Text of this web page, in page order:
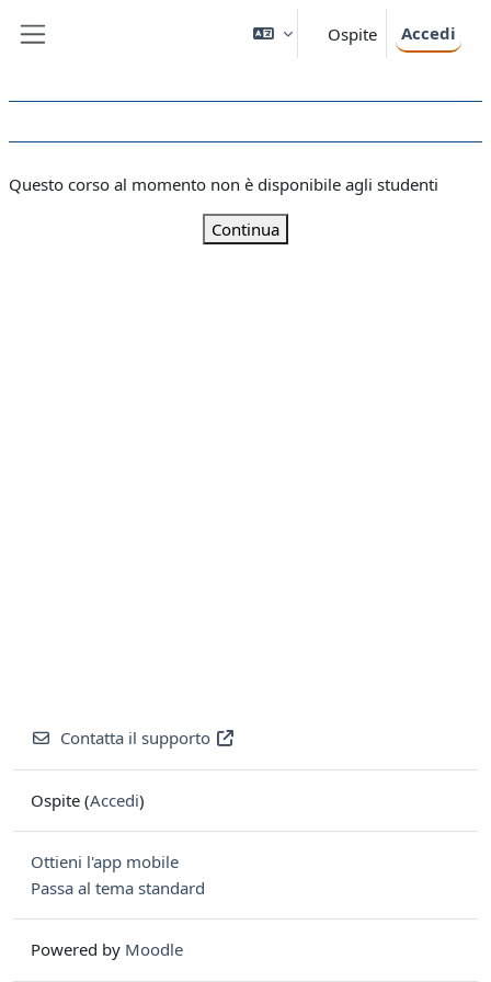
Ospite Accedi
Questo corso al momento non è disponibile agli studenti
Continua
Contatta il supporto
Ospite (Accedi)
Ottieni l'app mobile
Passa al tema standard
Powered by Moodle